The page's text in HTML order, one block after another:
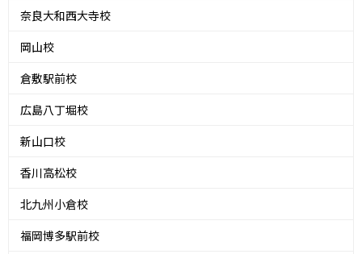
奈良大和西大寺校
岡山校
倉敷駅前校
広島八丁堀校
新山口校
香川高松校
北九州小倉校
福岡博多駅前校